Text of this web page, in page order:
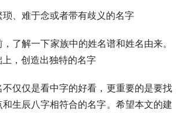
、难于念或者带有歧义的名字
了解一下家族中的姓名谱和姓名由来。
，创造出独特的名字
仅仅是看中字的好看，更重要的是要找
生辰八字相符合的名字。希望本文的建